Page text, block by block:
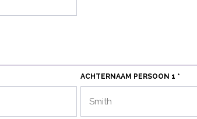
ACHTERNAAM PERSOON 1 *